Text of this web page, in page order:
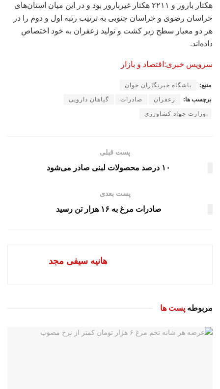
هکتار بارور و ۲۲۱۱ هکتار غیربارور بود و در این میان استان‌های
خراسان رضوی و خراسان جنوبی به ترتیب رتبه اول و دوم را در
هر دو معیار سطح زیر کشت و تولید زعفران به خود اختصاص
داده‌اند.
سرویس خبری:اقتصاد و بازار
منبع: باشگاه خبرنگاران جوان
برچسب ها: زعفران صادرات گیاهان دارویی
وزارت جهاد کشاورزی
پست قبلی
۱۰ درصد محصولات لبنی صادر می‌شود
پست بعدی
صادرات مرغ به ۱۶ هزار تن رسید
هانیه سیفی مجد
مربوطه پست ها